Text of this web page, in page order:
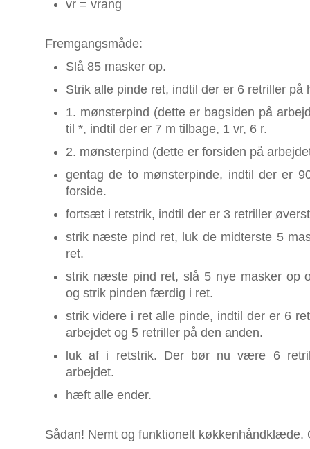
vr = vrang
Fremgangsmåde:
Slå 85 masker op.
Strik alle pinde ret, indtil der er 6 retriller på
1. mønsterpind (dette er bagsiden på
til *, indtil der er 7 m tilbage, 1 vr, 6 r.
2. mønsterpind (dette er forsiden på
gentag de to mønsterpinde, indtil der er
forside.
fortsæt i retstrik, indtil der er 3 retriller
strik næste pind ret, luk de midterste 5
ret.
strik næste pind ret, slå 5 nye masker op
og strik pinden færdig i ret.
strik videre i ret alle pinde, indtil der er 6
arbejdet og 5 retriller på den anden.
luk af i retstrik. Der bør nu være 6
arbejdet.
hæft alle ender.
Sådan! Nemt og funktionelt køkkenhåndklæde.